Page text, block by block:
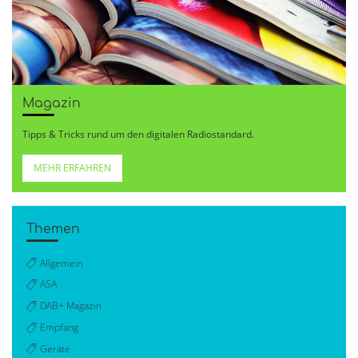
Magazin
Tipps & Tricks rund um den digitalen Radiostandard.
MEHR ERFAHREN
Themen
Allgemein
ASA
DAB+ Magazin
Empfang
Geräte